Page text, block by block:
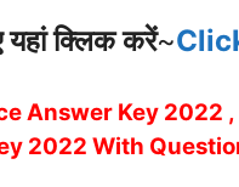
क्लिक करें~
Answer Key 2022
2022 With